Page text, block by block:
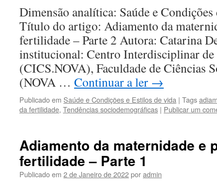
Dimensão analítica: Saúde e
Título do artigo: Adiamento da
fertilidade – Parte 2 Autora: Catarina
institucional: Centro Interdisciplinar de
(CICS.NOVA), Faculdade de Ciências
(NOVA … Continuar a ler →
Publicado em Saúde e Condições e Estilos de vida | Tags
da fertilidade, Tendências sociodemográficas | Publicar um
Adiamento da maternidade e
fertilidade – Parte 1
Publicado em 2 de Janeiro de 2022poradmin